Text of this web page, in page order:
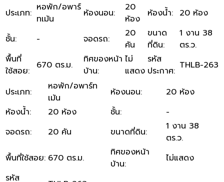
ประเภท: หอพัก/อพาร์
ทเม้น
ห้องนอน:
20
ห้อง
ห้องน้ำ: 20 ห้อง
ชั้น: - จอดรถ:
20
คัน
ขนาด
ที่ดิน:
1 งาน 38
ตร.ว.
พื้นที่
ใช้สอย: 670 ตร.ม.
ทิศของหน้า
บ้าน:
ไม่
แสดง
รหัส
ประกาศ: THLB-263
ประเภท:
หอพัก/อพาร์ท
เม้น
ห้องนอน:
20 ห้อง
ห้องน้ำ: 20 ห้อง ชั้น:
-
จอดรถ: 20 คัน ขนาดที่ดิน:
1 งาน 38
ตร.ว.
พื้นที่ใช้สอย: 670 ตร.ม.
ทิศของหน้า
บ้าน:
ไม่แสดง
รหัส